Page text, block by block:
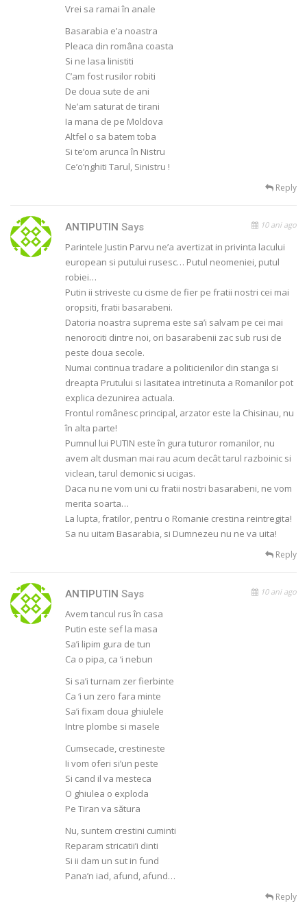
Vrei sa ramai în anale
Basarabia e’a noastra
Pleaca din româna coasta
Si ne lasa linistiti
C’am fost rusilor robiti
De doua sute de ani
Ne’am saturat de tirani
Ia mana de pe Moldova
Altfel o sa batem toba
Si te’om arunca în Nistru
Ce’o’nghiti Tarul, Sinistru !
Reply
ANTIPUTIN Says 10 ani ago
Parintele Justin Parvu ne’a avertizat in privinta lacului
european si putului rusesc… Putul neomeniei, putul
robiei…
Putin ii striveste cu cisme de fier pe fratii nostri cei mai
oropsiti, fratii basarabeni.
Datoria noastra suprema este sa’i salvam pe cei mai
nenorociti dintre noi, ori basarabenii zac sub rusi de
peste doua secole.
Numai continua tradare a politicienilor din stanga si
dreapta Prutului si lasitatea intretinuta a Romanilor pot
explica dezunirea actuala.
Frontul românesc principal, arzator este la Chisinau, nu
în alta parte!
Pumnul lui PUTIN este în gura tuturor romanilor, nu
avem alt dusman mai rau acum decât tarul razboinic si
viclean, tarul demonic si ucigas.
Daca nu ne vom uni cu fratii nostri basarabeni, ne vom
merita soarta…
La lupta, fratilor, pentru o Romanie crestina reintregita!
Sa nu uitam Basarabia, si Dumnezeu nu ne va uita!
Reply
ANTIPUTIN Says 10 ani ago
Avem tancul rus în casa
Putin este sef la masa
Sa’i lipim gura de tun
Ca o pipa, ca ‘i nebun
Si sa’i turnam zer fierbinte
Ca ‘i un zero fara minte
Sa’i fixam doua ghiulele
Intre plombe si masele
Cumsecade, crestineste
Ii vom oferi si’un peste
Si cand il va mesteca
O ghiulea o exploda
Pe Tiran va sătura
Nu, suntem crestini cuminti
Reparam stricatii’i dinti
Si ii dam un sut in fund
Pana’n iad, afund, afund…
Reply